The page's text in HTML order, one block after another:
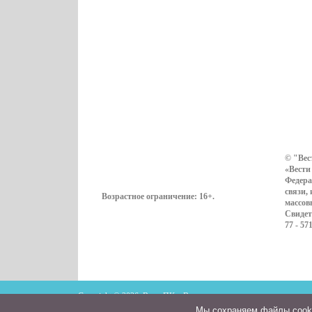
Возрастное ограничение: 16+.
©
связи,
77 -
Copyright © 2026. ВестиПК в Воронеже